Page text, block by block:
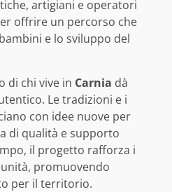
artigiani e operatori
offrire un percorso che
e lo sviluppo del
di chi vive in Carnia dà
Le tradizioni e i
con idee nuove per
di qualità e supporto
il progetto rafforza i
promuovendo
per il territorio.